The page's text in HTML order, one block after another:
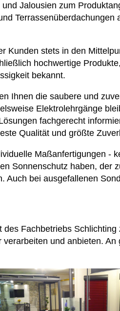
Jalousien zum
Terrassenüberdachungen
Kunden stets in den
hochwertige
bekannt.
Ihnen die saubere und
Elektrolehrgänge
fachgerecht
Qualität und größte
Maßanfertigungen -
Sonnenschutz haben, der
bei ausgefallenen
Fachbetriebs
und anbieten.